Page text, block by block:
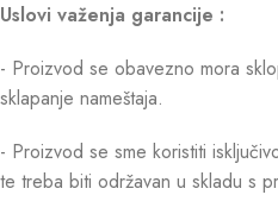
Uslovi važenja garancije :
- Proizvod se obavezno mora
sklapanje nameštaja.
- Proizvod se sme koristiti
te treba biti održavan u skladu s